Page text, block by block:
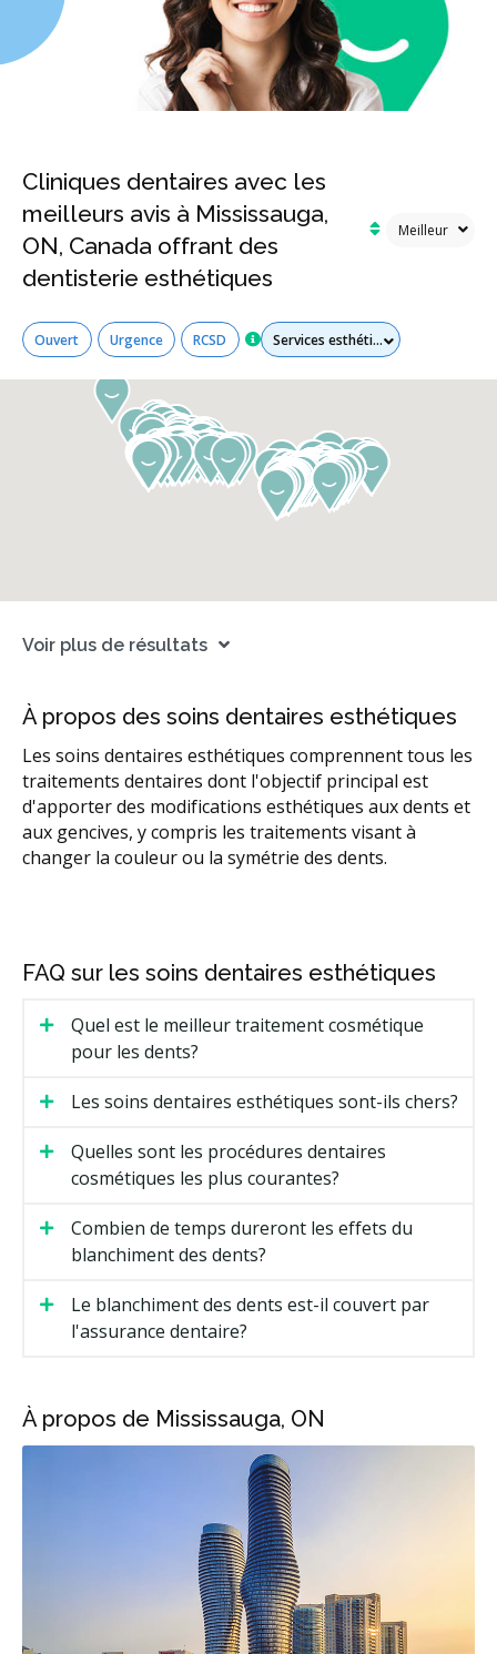
Cliniques dentaires avec les
meilleurs avis à Mississauga,
ON, Canada offrant des
dentisterie esthétiques
Ouvert Urgence RCSD Tous les services
Voir plus de résultats
À propos des soins dentaires esthétiques
Les soins dentaires esthétiques comprennent tous les
traitements dentaires dont l'objectif principal est
d'apporter des modifications esthétiques aux dents et
aux gencives, y compris les traitements visant à
changer la couleur ou la symétrie des dents.
FAQ sur les soins dentaires esthétiques
Quel est le meilleur traitement cosmétique
pour les dents?
Les soins dentaires esthétiques sont-ils chers?
Quelles sont les procédures dentaires
cosmétiques les plus courantes?
Combien de temps dureront les effets du
blanchiment des dents?
Le blanchiment des dents est-il couvert par
l'assurance dentaire?
À propos de Mississauga, ON